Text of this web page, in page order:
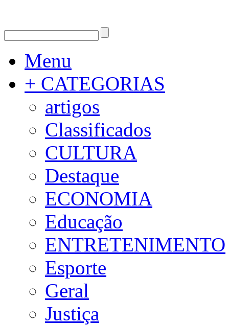
Menu
+ CATEGORIAS
artigos
Classificados
CULTURA
Destaque
ECONOMIA
Educação
ENTRETENIMENTO
Esporte
Geral
Justiça